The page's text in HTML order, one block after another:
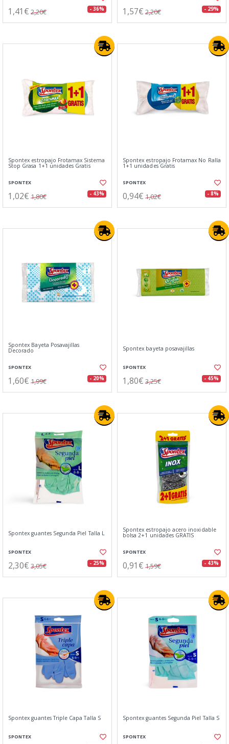
1,41€ 2,20€ - 36% 1,57€ 2,20€ - 29%
Spontex estropajo Frotamax Sistema
Stop Grasa 1+1 unidades Gratis
SPONTEX
1,02€ 1,80€ - 43%
Spontex estropajo Frotamax No Ralla
1+1 unidades Gratis
SPONTEX
0,94€ 1,02€ - 8%
Spontex Bayeta Posavajillas
Decorado
SPONTEX
1,60€ 1,99€ - 20%
Spontex bayeta posavajillas
SPONTEX
1,80€ 3,25€ - 45%
Spontex guantes Segunda Piel Talla L
SPONTEX
2,30€ 3,05€ - 25%
Spontex estropajo acero inoxidable
bolsa 2+1 unidades GRATIS
SPONTEX
0,91€ 1,59€ - 43%
Spontex guantes Triple Capa Talla S
SPONTEX
Spontex guantes Segunda Piel Talla S
SPONTEX